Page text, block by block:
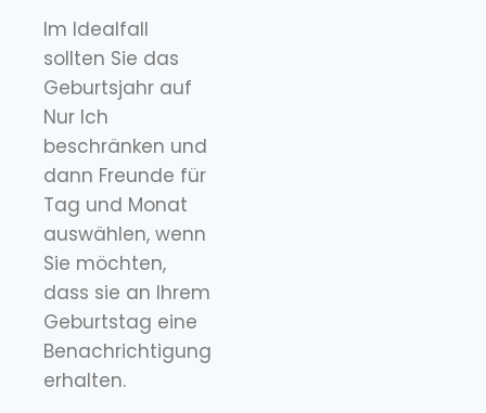
Im Idealfall
sollten Sie das
Geburtsjahr auf
Nur Ich
beschränken und
dann Freunde für
Tag und Monat
auswählen, wenn
Sie möchten,
dass sie an Ihrem
Geburtstag eine
Benachrichtigung
erhalten.